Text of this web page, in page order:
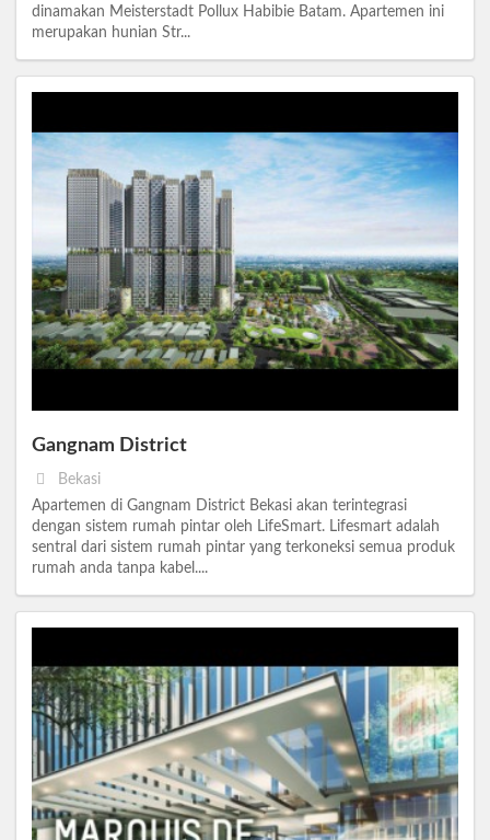
dinamakan Meisterstadt Pollux Habibie Batam. Apartemen ini
merupakan hunian Str...
Gangnam District
Bekasi
Apartemen di Gangnam District Bekasi akan terintegrasi
dengan sistem rumah pintar oleh LifeSmart. Lifesmart adalah
sentral dari sistem rumah pintar yang terkoneksi semua produk
rumah anda tanpa kabel....